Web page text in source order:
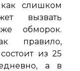
слишком
вызвать
обморок.
правило,
из 25
а в